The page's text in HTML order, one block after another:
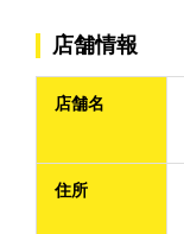
店舗情報
店舗名
住所